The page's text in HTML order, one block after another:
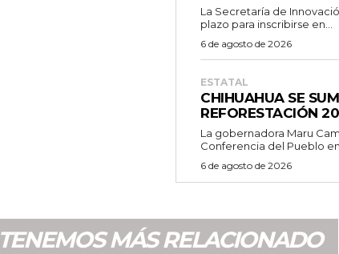
La Secretaría de
plazo para inscribirse en...
6 de agosto de 2026
ESTATAL
CHIHUAHUA SE
REFORESTACIÓN
La gobernadora Maru
Conferencia del Pueblo
6 de agosto de 2026
TENEMOS MÁS RELACIONADO